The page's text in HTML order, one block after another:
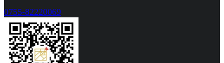
0755-82220069